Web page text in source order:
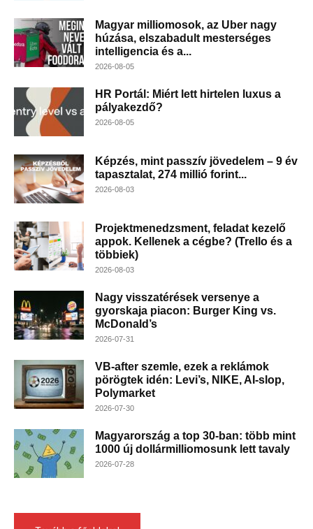
Magyar milliomosok, az Uber nagy
húzása, elszabadult mesterséges
intelligencia és a...
2026-08-05
HR Portál: Miért lett hirtelen luxus a
pályakezdő?
2026-08-05
Képzés, mint passzív jövedelem – 9 év
tapasztalat, 274 millió forint...
2026-08-03
Projektmenedzsment, feladat kezelő
appok. Kellenek a cégbe? (Trello és a
többiek)
2026-08-03
Nagy visszatérések versenye a
gyorskaja piacon: Burger King vs.
McDonald’s
2026-07-31
VB-after szemle, ezek a reklámok
pörögtek idén: Levi’s, NIKE, AI-slop,
Polymarket
2026-07-30
Magyarország a top 30-ban: több mint
1000 új dollármilliomosunk lett tavaly
2026-07-28